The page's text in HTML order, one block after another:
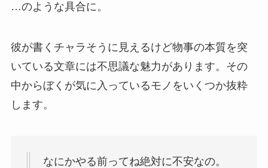
…のような具合に。
彼が書くチャラそうに見えるけど物事の本質を突
いている文章には不思議な魅力があります。その
中からぼくが気に入っているモノをいくつか抜粋
します。
なにかやる前ってね絶対に不安なの。